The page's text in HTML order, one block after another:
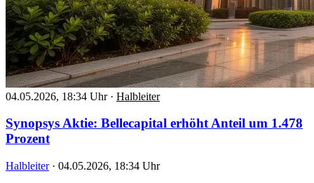
04.05.2026, 18:34 Uhr · Halbleiter
Synopsys Aktie: Bellecapital erhöht Anteil um 1.478
Prozent
Halbleiter · 04.05.2026, 18:34 Uhr